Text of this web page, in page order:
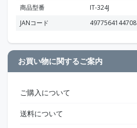
商品型番
IT-324J
JANコード
4977564144708
お買い物に関するご案内
ご購入について
送料について